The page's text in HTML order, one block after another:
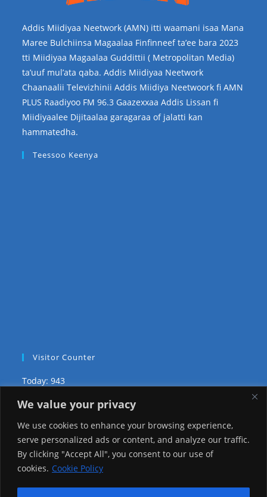
We value your privacy
We use cookies to enhance your browsing experience,
serve personalized ads or content, and analyze our traffic.
By clicking "Accept All", you consent to our use of
cookies. Cookie Policy
Addis Miidiyaa Neetwork (AMN) itti waamani isaa Mana
Maree Bulchiinsa Magaalaa Finfinneef ta’ee bara 2023
tti Miidiyaa Magaalaa Guddittii ( Metropolitan Media)
ta’uuf mul’ata qaba. Addis Miidiyaa Neetwork
Chaanaalii Televizhinii Addis Miidiya Neetwoork fi AMN
PLUS Raadiyoo FM 96.3 Gaazexxaa Addis Lissan fi
Miidiyaalee Dijitaalaa garagaraa of jalatti kan
hammatedha.
Teessoo Keenya
Visitor Counter
Today: 943
Yesterday: 3757
This Week: 9516
This Month: 81571